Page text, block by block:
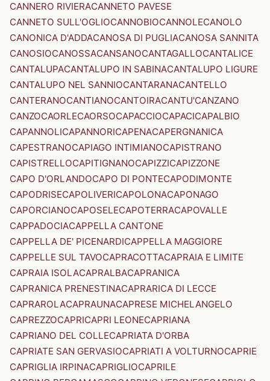
CANNERO RIVIERACANNETO PAVESE
CANNETO SULL'OGLIOCANNOBIOCANNOLECANOLO
CANONICA D'ADDACANOSA DI PUGLIACANOSA SANNITA
CANOSIOCANOSSACANSANOCANTAGALLOCANTALICE
CANTALUPACANTALUPO IN SABINACANTALUPO LIGURE
CANTALUPO NEL SANNIOCANTARANACANTELLO
CANTERANOCANTIANOCANTOIRACANTU'CANZANO
CANZOCAORLECAORSOCAPACCIOCAPACICAPALBIO
CAPANNOLICAPANNORICAPENACAPERGNANICA
CAPESTRANOCAPIAGO INTIMIANOCAPISTRANO
CAPISTRELLOCAPITIGNANOCAPIZZICAPIZZONE
CAPO D'ORLANDOCAPO DI PONTECAPODIMONTE
CAPODRISECAPOLIVERICAPOLONACAPONAGO
CAPORCIANOCAPOSELECAPOTERRACAPOVALLE
CAPPADOCIACAPPELLA CANTONE
CAPPELLA DE' PICENARDICAPPELLA MAGGIORE
CAPPELLE SUL TAVOCAPRACOTTACAPRAIA E LIMITE
CAPRAIA ISOLACAPRALBACAPRANICA
CAPRANICA PRENESTINACAPRARICA DI LECCE
CAPRAROLACAPRAUNACAPRESE MICHELANGELO
CAPREZZOCAPRICAPRI LEONECAPRIANA
CAPRIANO DEL COLLECAPRIATA D'ORBA
CAPRIATE SAN GERVASIOCAPRIATI A VOLTURNOCAPRIE
CAPRIGLIA IRPINACAPRIGLIOCAPRILE